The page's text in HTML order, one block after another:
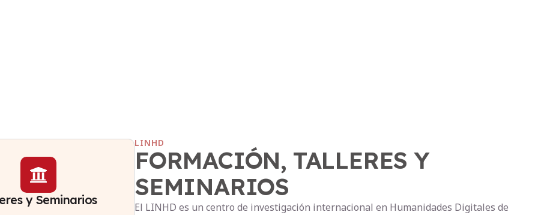
y Seminarios
LINHD
FORMACIÓN, TALLERES Y
SEMINARIOS
El LINHD es un centro de investigación internacional en Humanidades Digitales de